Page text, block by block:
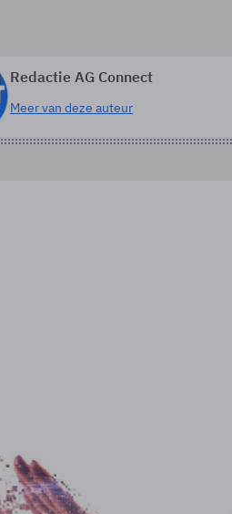
Redactie AG Connect
Meer van deze auteur